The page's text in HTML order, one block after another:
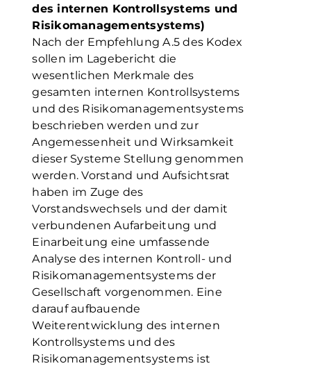
des internen Kontrollsystems und
Risikomanagementsystems)
Nach der Empfehlung A.5 des Kodex
sollen im Lagebericht die
wesentlichen Merkmale des
gesamten internen Kontrollsystems
und des Risikomanagementsystems
beschrieben werden und zur
Angemessenheit und Wirksamkeit
dieser Systeme Stellung genommen
werden. Vorstand und Aufsichtsrat
haben im Zuge des
Vorstandswechsels und der damit
verbundenen Aufarbeitung und
Einarbeitung eine umfassende
Analyse des internen Kontroll- und
Risikomanagementsystems der
Gesellschaft vorgenommen. Eine
darauf aufbauende
Weiterentwicklung des internen
Kontrollsystems und des
Risikomanagementsystems ist